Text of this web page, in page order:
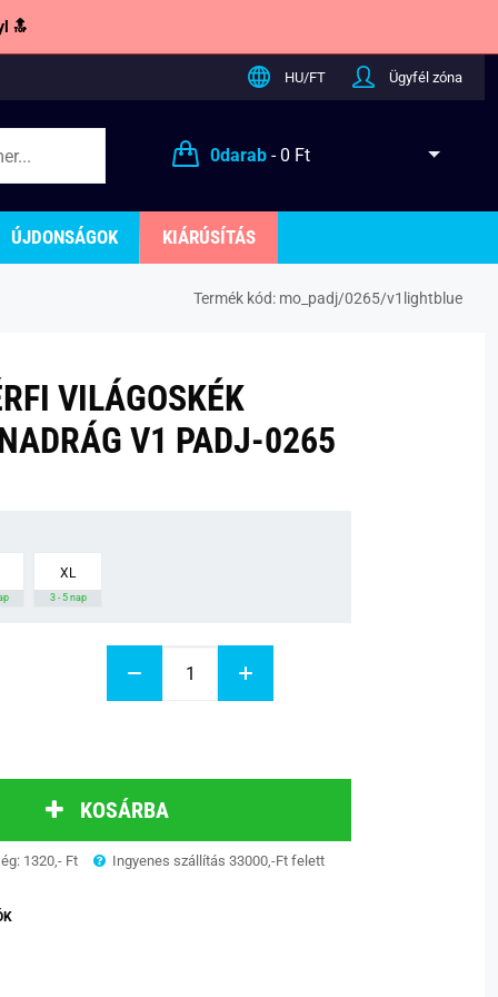
🔝
HU/FT Ügyfél zóna
0darab- 0 Ft
ÚJDONSÁGOK KIÁRÚSÍTÁS
Termék kód: mo_padj/0265/v1lightblue
VILÁGOSKÉK
V1 PADJ-0265
XL
3 - 5 nap
KOSÁRBA
1320,- Ft Ingyenes szállítás 33000,-Ft felett